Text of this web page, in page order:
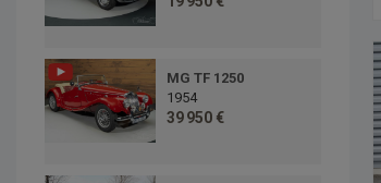
MG TF 1250
1954
39 950 €